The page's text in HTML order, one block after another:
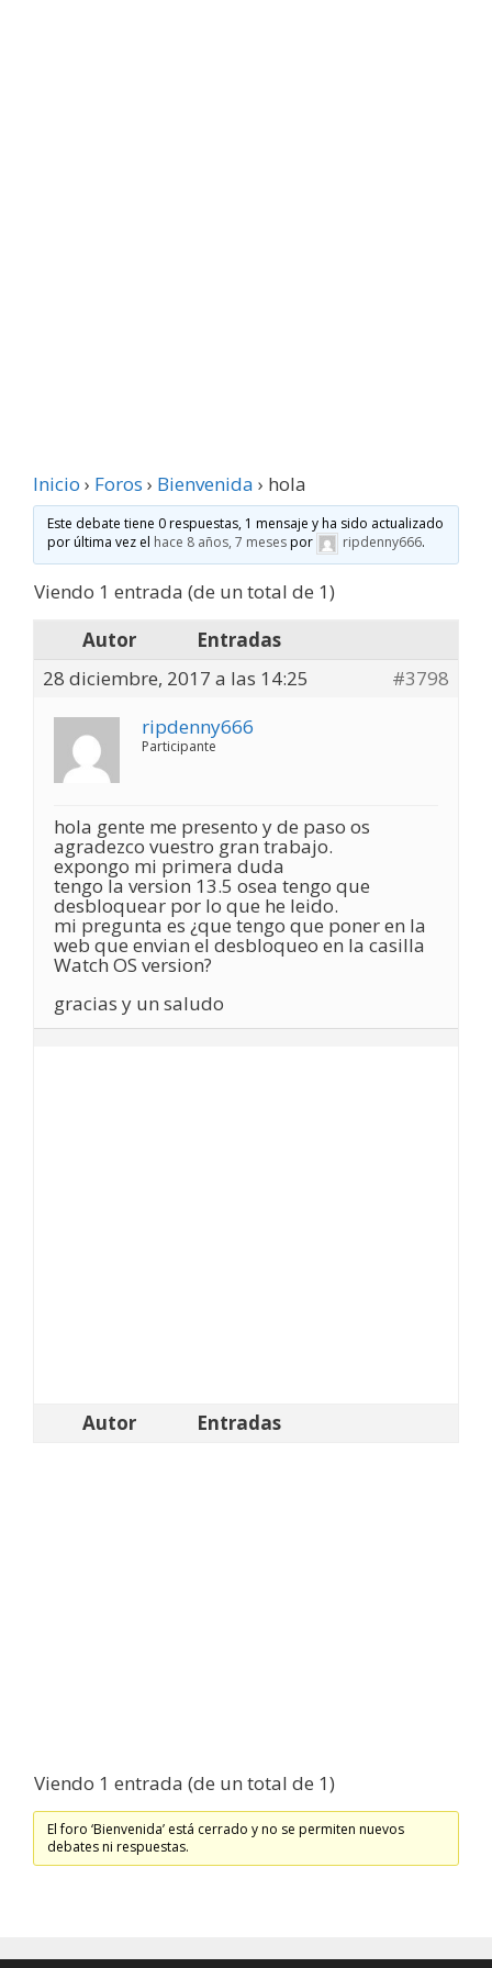
Inicio › Foros › Bienvenida › hola
Este debate tiene 0 respuestas, 1 mensaje y ha sido actualizado
por última vez el hace 8 años, 7 mesespor ripdenny666.
Viendo 1 entrada (de un total de 1)
Autor
Entradas
28 diciembre, 2017 a las 14:25
#3798
ripdenny666
Participante
hola gente me presento y de paso os
agradezco vuestro gran trabajo.
expongo mi primera duda
tengo la version 13.5 osea tengo que
desbloquear por lo que he leido.
mi pregunta es ¿que tengo que poner en la
web que envian el desbloqueo en la casilla
Watch OS version?
gracias y un saludo
Autor Entradas
Viendo 1 entrada (de un total de 1)
El foro ‘Bienvenida’ está cerrado y no se permiten nuevos
debates ni respuestas.